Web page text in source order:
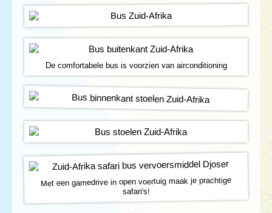
De comfortabele bus is voorzien van airconditioning
Met een gamedrive in open voertuig maak je prachtige
safari's!